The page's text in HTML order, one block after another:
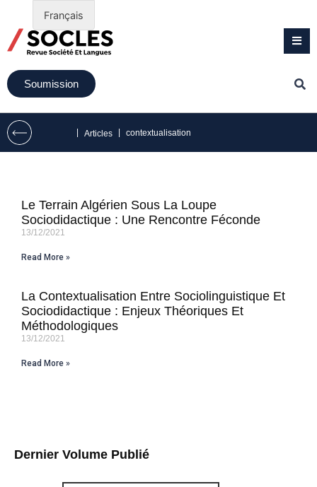
Soumission
Articles contextualisation
Dernier Volume Publié
Le Terrain Algérien Sous La Loupe
Sociodidactique : Une Rencontre Féconde
13/12/2021
Read More »
La Contextualisation Entre Sociolinguistique Et
Sociodidactique : Enjeux Théoriques Et
Méthodologiques
13/12/2021
Read More »
Français